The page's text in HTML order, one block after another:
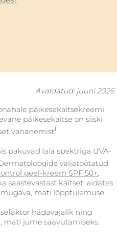
Avaldatud: juuni 2026
päikesekaitsekreemi
päikesekaitse on siiski
vananemist1.
pakuvad laia spektriga UVA-
väljatöötatud
geel-kreem SPF 50+,
saastevastast kaitset, aidates
mati lõpptulemuse.
hädavajalik ning
mati jume saavutamiseks.